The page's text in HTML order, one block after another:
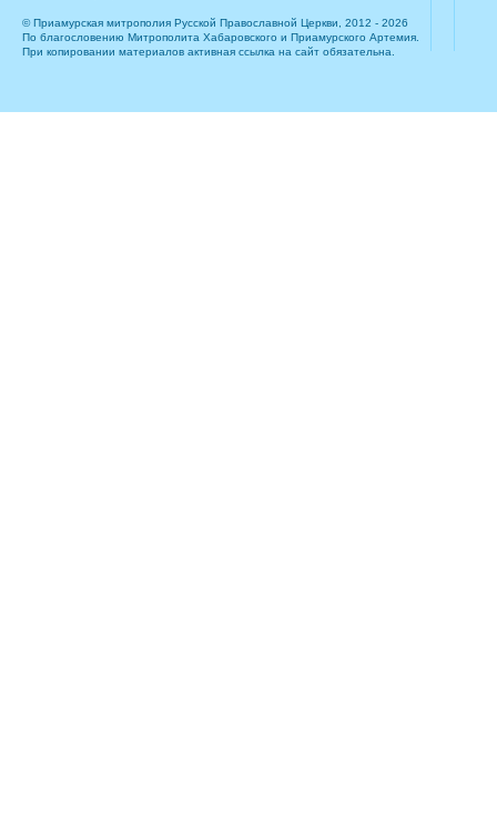
© Приамурская митрополия Русской Православной Церкви, 2012 - 2026
По благословению Митрополита Хабаровского и Приамурского Артемия.
При копировании материалов активная ссылка на сайт обязательна.